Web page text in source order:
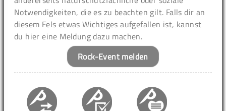
Notwendigkeiten, die es zu beachten gilt. Falls dir an
diesem Fels etwas Wichtiges aufgefallen ist, kannst
du hier eine Meldung dazu machen.
Rock-Event melden